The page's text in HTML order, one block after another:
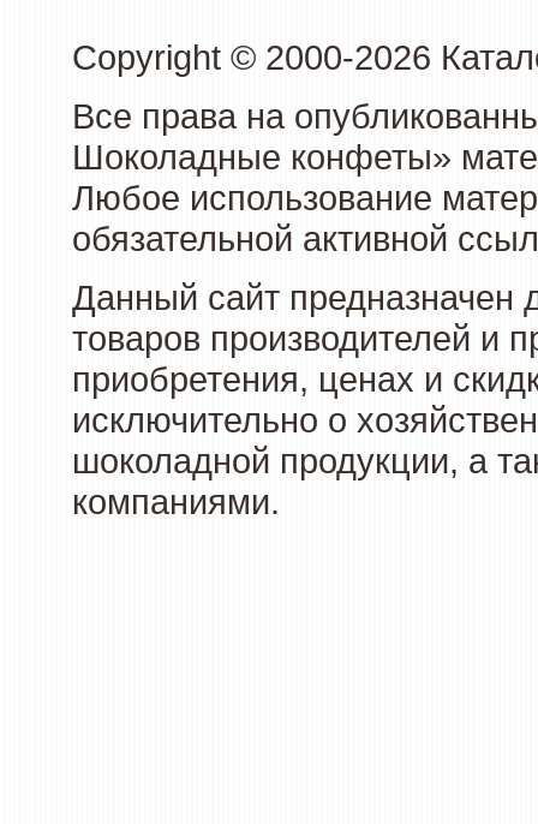
Copyright © 2000-2026
Все права на
Шоколадные конфеты»
Любое использование
обязательной активной
Данный сайт предназначен
товаров производителей и
приобретения, ценах и
исключительно о
шоколадной продукции, а
компаниями.